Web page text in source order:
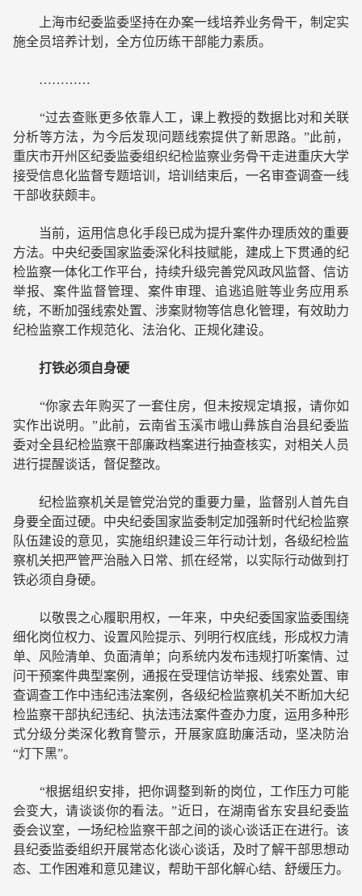
上海市纪委监委坚持在办案一线培养业务骨干，制定实
施全员培养计划，全方位历练干部能力素质。
…………
“过去查账更多依靠人工，课上教授的数据比对和关联
分析等方法，为今后发现问题线索提供了新思路。”此前，
重庆市开州区纪委监委组织纪检监察业务骨干走进重庆大学
接受信息化监督专题培训，培训结束后，一名审查调查一线
干部收获颇丰。
当前，运用信息化手段已成为提升案件办理质效的重要
方法。中央纪委国家监委深化科技赋能，建成上下贯通的纪
检监察一体化工作平台，持续升级完善党风政风监督、信访
举报、案件监督管理、案件审理、追逃追赃等业务应用系
统，不断加强线索处置、涉案财物等信息化管理，有效助力
纪检监察工作规范化、法治化、正规化建设。
打铁必须自身硬
“你家去年购买了一套住房，但未按规定填报，请你如
实作出说明。”此前，云南省玉溪市峨山彝族自治县纪委监
委对全县纪检监察干部廉政档案进行抽查核实，对相关人员
进行提醒谈话，督促整改。
纪检监察机关是管党治党的重要力量，监督别人首先自
身要全面过硬。中央纪委国家监委制定加强新时代纪检监察
队伍建设的意见，实施组织建设三年行动计划，各级纪检监
察机关把严管严治融入日常、抓在经常，以实际行动做到打
铁必须自身硬。
以敬畏之心履职用权，一年来，中央纪委国家监委围绕
细化岗位权力、设置风险提示、列明行权底线，形成权力清
单、风险清单、负面清单；向系统内发布违规打听案情、过
问干预案件典型案例，通报在受理信访举报、线索处置、审
查调查工作中违纪违法案例，各级纪检监察机关不断加大纪
检监察干部执纪违纪、执法违法案件查办力度，运用多种形
式分级分类深化教育警示，开展家庭助廉活动，坚决防治
“灯下黑”。
“根据组织安排，把你调整到新的岗位，工作压力可能
会变大，请谈谈你的看法。”近日，在湖南省东安县纪委监
委会议室，一场纪检监察干部之间的谈心谈话正在进行。该
县纪委监委组织开展常态化谈心谈话，及时了解干部思想动
态、工作困难和意见建议，帮助干部化解心结、舒缓压力。